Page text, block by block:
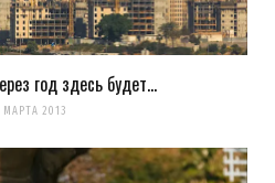
год здесь будет…
МАРТА 2013